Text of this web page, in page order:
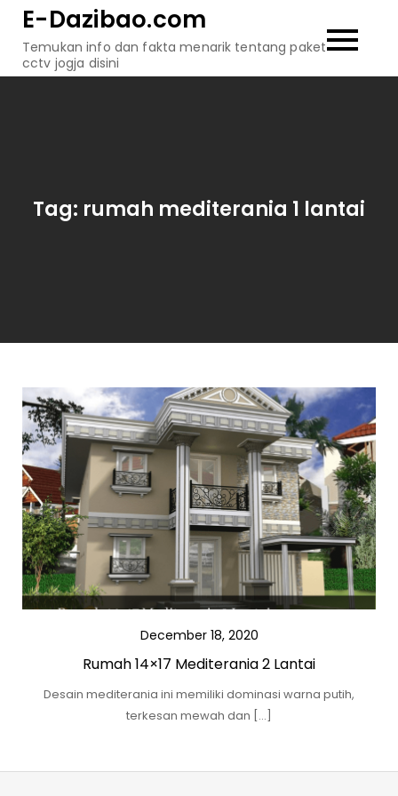
content
E-Dazibao.com
Temukan info dan fakta menarik tentang paket
cctv jogja disini
Tag: rumah mediterania 1 lantai
December 18, 2020
Rumah 14×17 Mediterania 2 Lantai
Desain mediterania ini memiliki dominasi warna putih,
terkesan mewah dan […]